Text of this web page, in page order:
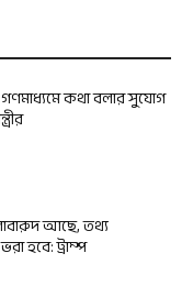
কথা বলার সুযোগ
আছে, তথ্য
হবে: ট্রাম্প